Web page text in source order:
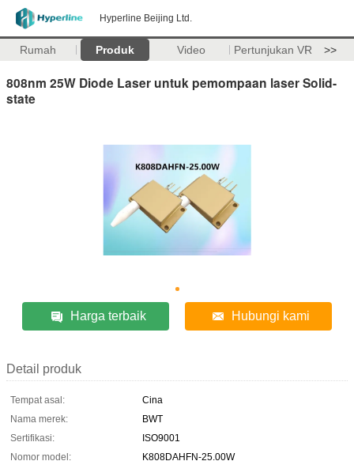
Hyperline Beijing Ltd.
Rumah Produk Video Pertunjukan VR >>
808nm 25W Diode Laser untuk pemompaan laser Solid-
state
Harga terbaik Hubungi kami
Detail produk
Tempat asal:
Cina
Nama merek:
BWT
Sertifikasi:
ISO9001
Nomor model:
K808DAHFN-25.00W